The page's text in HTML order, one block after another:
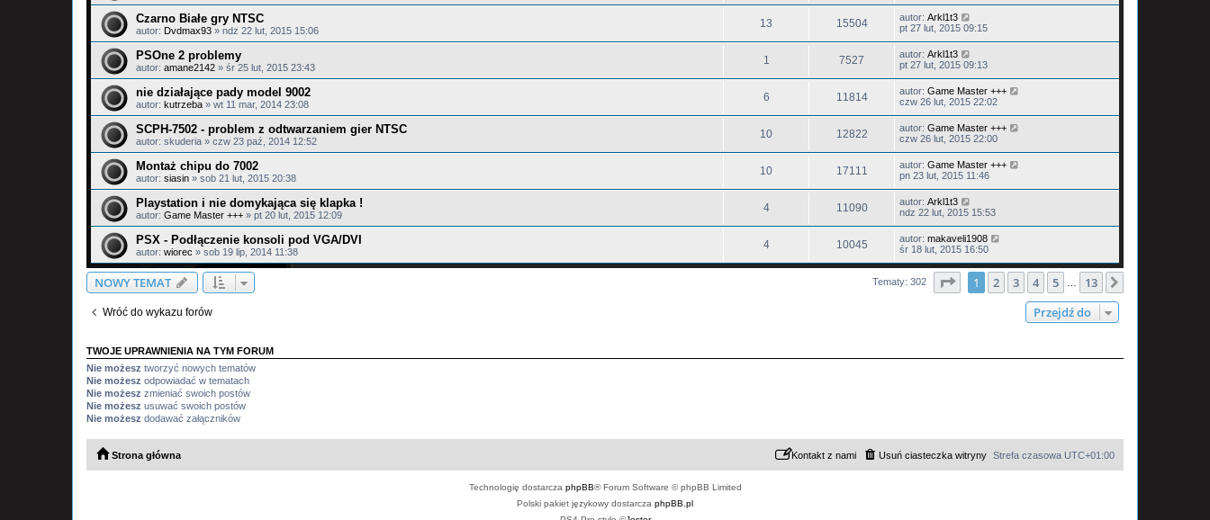
Czarno Białe gry NTSC
autor: Dvdmax93 » ndz 22 lut, 2015 15:06
13 15504 autor: Arkl1t3
pt 27 lut, 2015 09:15
PSOne 2 problemy
autor: amane2142 » śr 25 lut, 2015 23:43
1 7527 autor: Arkl1t3
pt 27 lut, 2015 09:13
nie działające pady model 9002
autor: kutrzeba » wt 11 mar, 2014 23:08
6 11814 autor: Game Master +++
czw 26 lut, 2015 22:02
SCPH-7502 - problem z odtwarzaniem gier NTSC
autor: skuderia » czw 23 paź, 2014 12:52
10 12822 autor: Game Master +++
czw 26 lut, 2015 22:00
Montaż chipu do 7002
autor: siasin » sob 21 lut, 2015 20:38
10 17111 autor: Game Master +++
pn 23 lut, 2015 11:46
Playstation i nie domykająca się klapka !
autor: Game Master +++ » pt 20 lut, 2015 12:09
4 11090 autor: Arkl1t3
ndz 22 lut, 2015 15:53
PSX - Podłączenie konsoli pod VGA/DVI
autor: wiorec » sob 19 lip, 2014 11:38
4 10045 autor: makaveli1908
śr 18 lut, 2015 16:50
NOWY TEMAT Tematy: 302 Strona1 13
1 2 3 4 5 13
Wróć do wykazu forów Przejdź do
TWOJE UPRAWNIENIA NA TYM FORUM
Nie możesz tworzyć nowych tematów
Nie możesz odpowiadać w tematach
Nie możesz zmieniać swoich postów
Nie możesz usuwać swoich postów
Nie możesz dodawać załączników
Strona główna Strefa czasowa UTC+01:00
Usuń ciasteczka witryny
Kontakt z nami
Technologię dostarcza phpBB® Forum Software © phpBB Limited
Polski pakiet językowy dostarcza phpBB.pl